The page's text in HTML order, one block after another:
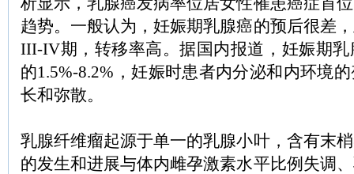
趋势。一般认为，妊娠期乳腺癌的预后很差
III-IV期，转移率高。据国内报道，妊娠期
的1.5%-8.2%，妊娠时患者内分泌和内环境
长和弥散。
乳腺纤维瘤起源于单一的乳腺小叶，含有末
的发生和进展与体内雌孕激素水平比例失调